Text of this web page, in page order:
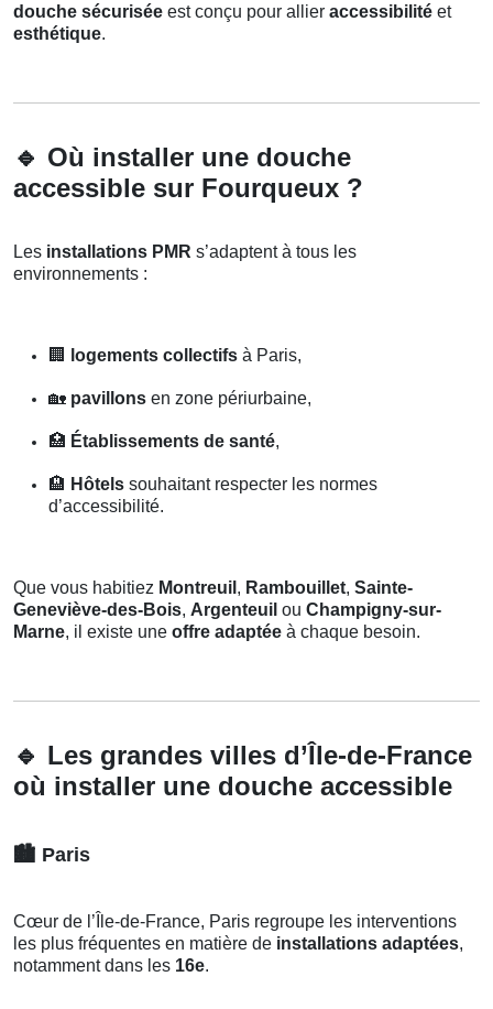
douche sécurisée est conçu pour allier accessibilité et
esthétique.
🔹 Où installer une douche
accessible sur Fourqueux ?
Les installations PMR s’adaptent à tous les
environnements :
🏢 logements collectifs à Paris,
🏡 pavillons en zone périurbaine,
🏥 Établissements de santé,
🏨 Hôtels souhaitant respecter les normes
d’accessibilité.
Que vous habitiez Montreuil , Rambouillet, Sainte-
Geneviève-des-Bois, Argenteuil ou Champigny-sur-
Marne, il existe une offre adaptée à chaque besoin.
🔹 Les grandes villes d’Île-de-France
où installer une douche accessible
🏙️ Paris
Cœur de l’Île-de-France, Paris regroupe les interventions
les plus fréquentes en matière de installations adaptées,
notamment dans les 16e.